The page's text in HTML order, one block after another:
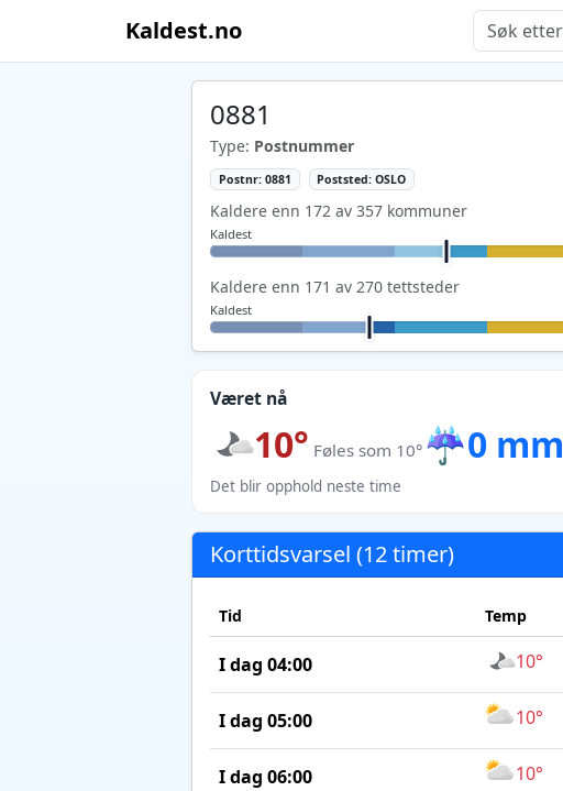
Kaldest.no
0881
Type: Postnummer
Postnr: 0881 Poststed: OSLO
Kaldere enn 172 av 357 kommuner
Kaldest
Kaldere enn 171 av 270 tettsteder
Kaldest
Været nå
10° Føles som 10° ☔0 mm
Det blir opphold neste time
Korttidsvarsel (12 timer)
Tid Temp
I dag 04:00 10°
I dag 05:00 10°
I dag 06:00 10°